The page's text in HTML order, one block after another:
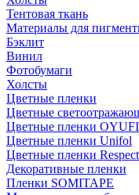
Тентовая ткань
Материалы для
Бэклит
Винил
Фотобумаги
Холсты
Цветные пленки
Цветные
Цветные пленки
Цветные пленки Unifol
Цветные пленки Respect
Декоративные пленки
Пленки SOMITAPE